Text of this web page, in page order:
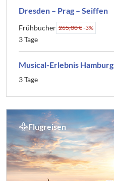
Dresden – Prag – Seiffen
Frühbucher 265,00 €-3%
3 Tage
Musical-Erlebnis Hamburg
3 Tage
Flugreisen